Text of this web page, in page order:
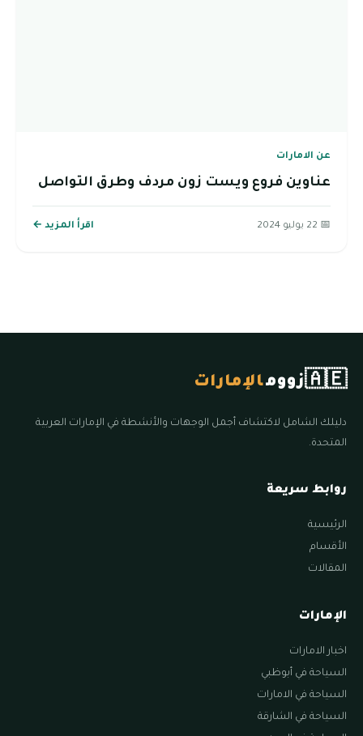
عن الامارات
عناوين فروع ويست زون مردف وطرق التواصل
📅 22 يوليو 2024 اقرأ المزيد ←
🇦🇪زوومالإمارات
دليلك الشامل لاكتشاف أجمل الوجهات والأنشطة في الإمارات العربية
المتحدة.
روابط سريعة
الرئيسية
الأقسام
المقالات
الإمارات
اخبار الامارات
السياحة في أبوظبي
السياحة في الامارات
السياحة في الشارقة